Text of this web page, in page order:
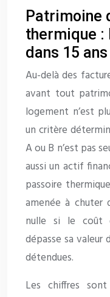
Patrimoine
thermique :
dans 15 ans
Au-delà des
avant tout
logement n’est
un critère
A ou B n’est pas
aussi un actif
passoire
amenée à chuter
nulle si le coût
dépasse sa valeur
détendues.
Les chiffres